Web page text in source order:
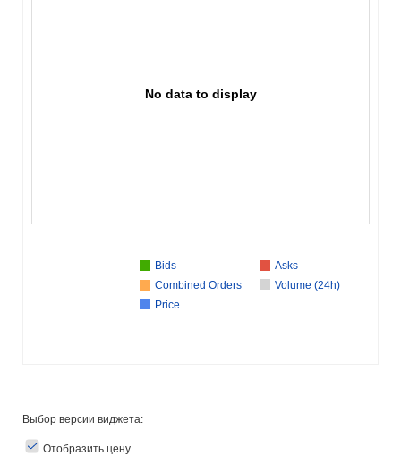
No data to display
Bids
Asks
Combined Orders
Volume (24h)
Price
Выбор версии виджета:
Отобразить цену